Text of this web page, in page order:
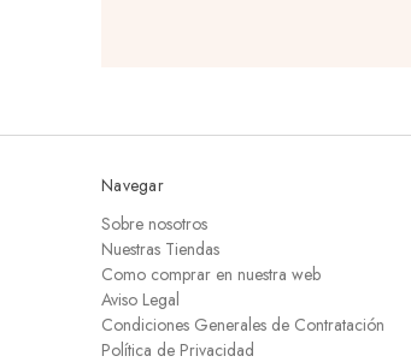
Navegar
Sobre nosotros
Nuestras Tiendas
Como comprar en nuestra web
Aviso Legal
Condiciones Generales de Contratación
Política de Privacidad